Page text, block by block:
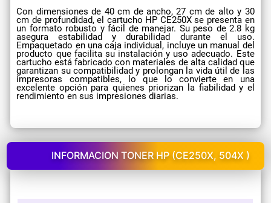
Con dimensiones de 40 cm de ancho, 27 cm de alto y 30
cm de profundidad, el cartucho HP CE250X se presenta en
un formato robusto y fácil de manejar. Su peso de 2.8 kg
asegura estabilidad y durabilidad durante el uso.
Empaquetado en una caja individual, incluye un manual del
producto que facilita su instalación y uso adecuado. Este
cartucho está fabricado con materiales de alta calidad que
garantizan su compatibilidad y prolongan la vida útil de las
impresoras compatibles, lo que lo convierte en una
excelente opción para quienes priorizan la fiabilidad y el
rendimiento en sus impresiones diarias.
INFORMACION TONER HP (CE250X, 504X )